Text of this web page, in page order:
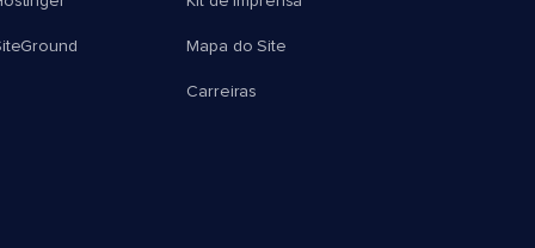
Mapa do Site
Carreiras